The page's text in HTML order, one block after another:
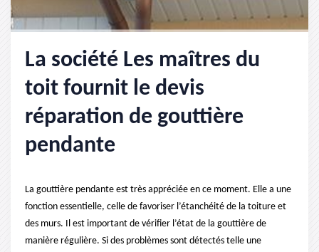
La société Les maîtres du
toit fournit le devis
réparation de gouttière
pendante
La gouttière pendante est très appréciée en ce moment. Elle a une
fonction essentielle, celle de favoriser l’étanchéité de la toiture et
des murs. Il est important de vérifier l’état de la gouttière de
manière régulière. Si des problèmes sont détectés telle une